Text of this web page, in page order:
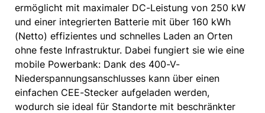
ermöglicht mit maximaler DC-Leistung von 250 kW
und einer integrierten Batterie mit über 160 kWh
(Netto) effizientes und schnelles Laden an Orten
ohne feste Infrastruktur. Dabei fungiert sie wie eine
mobile Powerbank: Dank des 400-V-
Niederspannungsanschlusses kann über einen
einfachen CEE-Stecker aufgeladen werden,
wodurch sie ideal für Standorte mit beschränkter